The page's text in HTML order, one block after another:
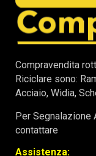
Compravendita
Riciclare sono:
Acciaio, Widia,
Per Segnalazione
contattare
Assistenza: